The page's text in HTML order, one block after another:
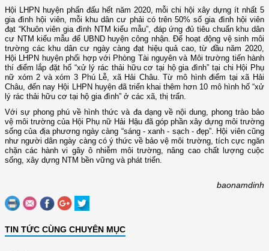
Hội LHPN huyện phấn đấu hết năm 2020, mỗi chi hội xây dựng ít nhất 5
gia đình hội viên, mỗi khu dân cư phải có trên 50% số gia đình hội viên
đạt “Khuôn viên gia đình NTM kiểu mẫu”, đáp ứng đủ tiêu chuẩn khu dân
cư NTM kiểu mẫu để UBND huyện công nhận. Để hoạt động vệ sinh môi
trường các khu dân cư ngày càng đạt hiệu quả cao, từ đầu năm 2020,
Hội LHPN huyện phối hợp với Phòng Tài nguyên và Môi trường tiến hành
thí điểm lắp đặt hố “xử lý rác thải hữu cơ tại hộ gia đình” tại chi Hội Phụ
nữ xóm 2 và xóm 3 Phú Lễ, xã Hải Châu. Từ mô hình điểm tại xã Hải
Châu, đến nay Hội LHPN huyện đã triển khai thêm hơn 10 mô hình hố “xử
lý rác thải hữu cơ tại hộ gia đình” ở các xã, thị trấn.
Với sự phong phú về hình thức và đa dạng về nội dung, phong trào bảo
vệ môi trường của Hội Phụ nữ Hải Hậu đã góp phần xây dựng môi trường
sống của địa phương ngày càng “sáng - xanh - sạch - đẹp”. Hội viên cũng
như người dân ngày càng có ý thức về bảo vệ môi trường, tích cực ngăn
chặn các hành vi gây ô nhiễm môi trường, nâng cao chất lượng cuộc
sống, xây dựng NTM bền vững và phát triển.
baonamdinh
TIN TỨC CÙNG CHUYÊN MỤC